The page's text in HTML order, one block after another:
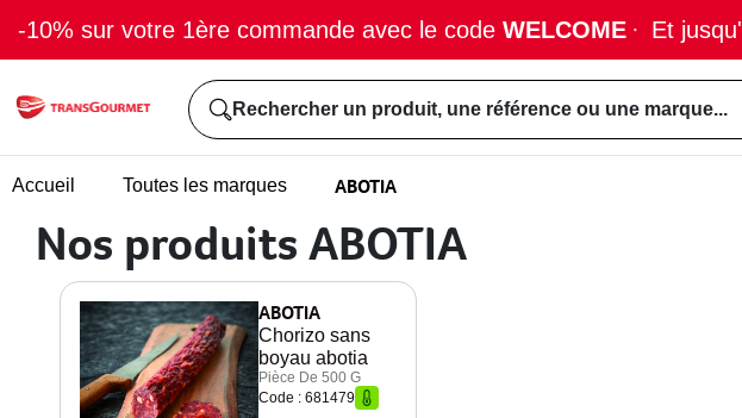
-10% sur votre 1ère commande avec le code WELCOME · Et
Rechercher un produit, une référence ou une marque...
Accueil Toutes les marques ABOTIA
Nos produits ABOTIA
ABOTIA
Chorizo sans
boyau abotia
Pièce De 500 G
Code : 681479